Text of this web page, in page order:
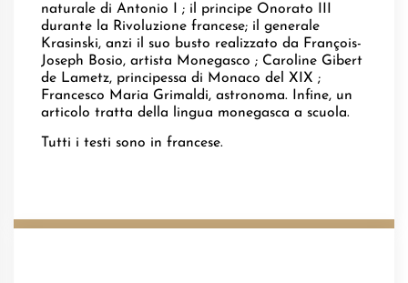
naturale di Antonio I ; il principe Onorato III
durante la Rivoluzione francese; il generale
Krasinski, anzi il suo busto realizzato da François-
Joseph Bosio, artista Monegasco ; Caroline Gibert
de Lametz, principessa di Monaco del XIX ;
Francesco Maria Grimaldi, astronoma. Infine, un
articolo tratta della lingua monegasca a scuola.
Tutti i testi sono in francese.